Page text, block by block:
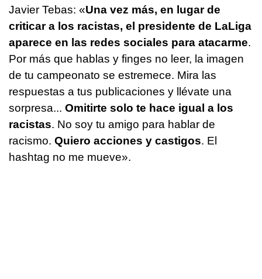
Javier Tebas: «Una vez más, en lugar de
criticar a los racistas, el presidente de LaLiga
aparece en las redes sociales para atacarme.
Por más que hablas y finges no leer, la imagen
de tu campeonato se estremece. Mira las
respuestas a tus publicaciones y llévate una
sorpresa... Omitirte solo te hace igual a los
racistas. No soy tu amigo para hablar de
racismo. Quiero acciones y castigos. El
hashtag no me mueve».